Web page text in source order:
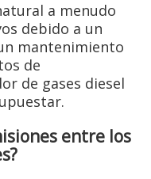
a menudo
debido a un
mantenimiento
de
de gases diesel
entre los